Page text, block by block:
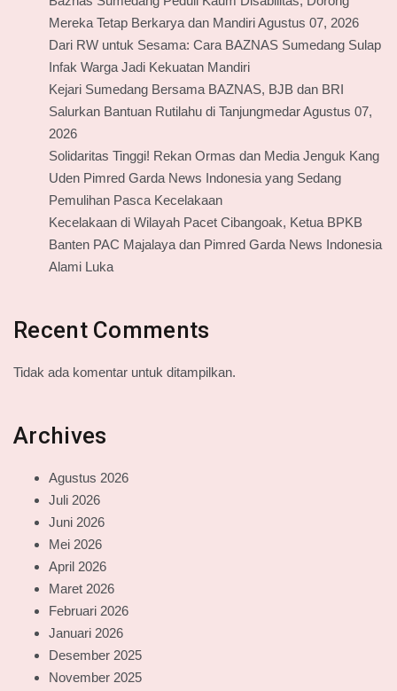
Mereka Tetap Berkarya dan Mandiri Agustus 07, 2026
Dari RW untuk Sesama: Cara BAZNAS Sumedang Sulap
Infak Warga Jadi Kekuatan Mandiri
Kejari Sumedang Bersama BAZNAS, BJB dan BRI
Salurkan Bantuan Rutilahu di Tanjungmedar Agustus 07,
2026
Solidaritas Tinggi! Rekan Ormas dan Media Jenguk Kang
Uden Pimred Garda News Indonesia yang Sedang
Pemulihan Pasca Kecelakaan
Kecelakaan di Wilayah Pacet Cibangoak, Ketua BPKB
Banten PAC Majalaya dan Pimred Garda News Indonesia
Alami Luka
Recent Comments
Tidak ada komentar untuk ditampilkan.
Archives
Agustus 2026
Juli 2026
Juni 2026
Mei 2026
April 2026
Maret 2026
Februari 2026
Januari 2026
Desember 2025
November 2025